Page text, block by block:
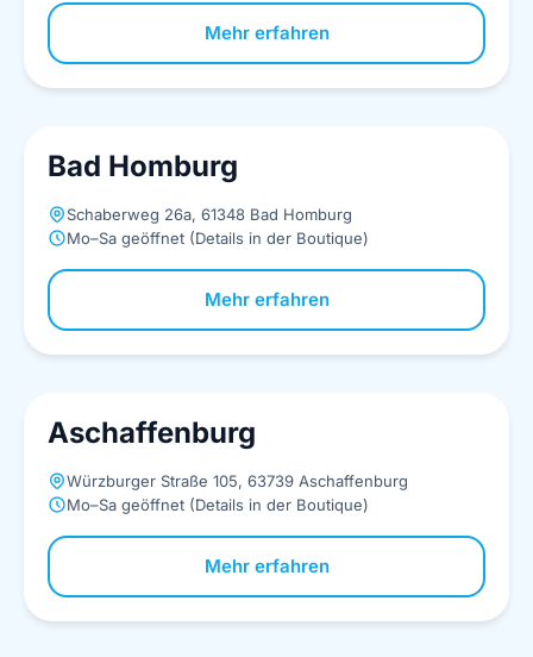
Mehr erfahren
Bad Homburg
Schaberweg 26a, 61348 Bad Homburg
Mo–Sa geöffnet (Details in der Boutique)
Mehr erfahren
Aschaffenburg
Würzburger Straße 105, 63739 Aschaffenburg
Mo–Sa geöffnet (Details in der Boutique)
Mehr erfahren